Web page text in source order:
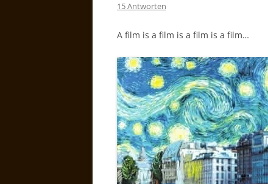
15 Antworten
A film is a film is a film is a film…